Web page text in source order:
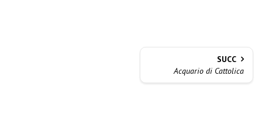
SUCC
Acquario di Cattolica